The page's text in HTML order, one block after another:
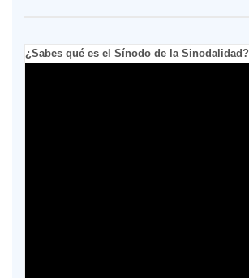
¿Sabes qué es el Sínodo de la Sinodalidad?